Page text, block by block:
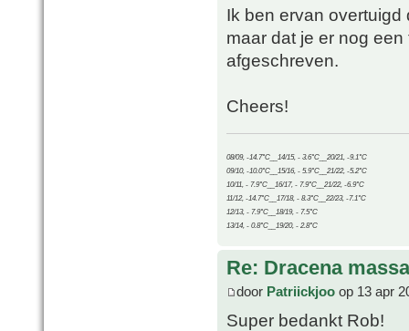
Ik ben ervan overtuigd
maar dat je er nog
afgeschreven.
Cheers!
08/09, -14.7°C__14/15, - 3.6°C__20/21, -9.1°C
09/10, -10.0°C__15/16, - 5.9°C__21/22, -5.2°C
10/11, - 7.9°C__16/17, - 7.9°C__21/22, -6.9°C
11/12, -14.7°C__17/18, - 8.3°C__22/23, -7.1°C
12/13, - 7.9°C__18/19, - 7.5°C
13/14, - 0.8°C__19/20, - 2.8°C
Re: Dracena
door Patriickjoo op 13 apr
Super bedankt Rob!